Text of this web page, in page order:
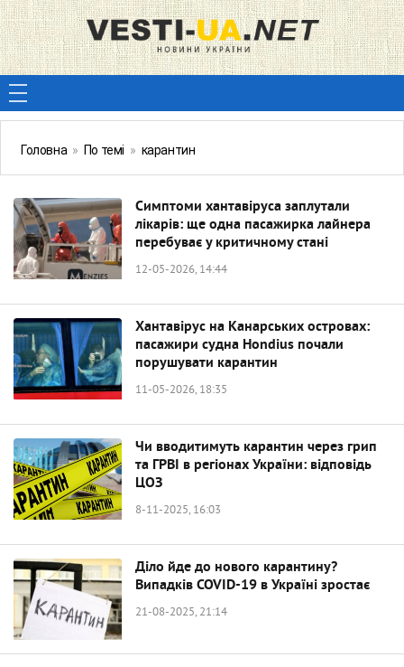
Головна » По темі » карантин
Симптоми хантавіруса заплутали
лікарів: ще одна пасажирка лайнера
перебуває у критичному стані
12-05-2026, 14:44
Хантавірус на Канарських островах:
пасажири судна Hondius почали
порушувати карантин
11-05-2026, 18:35
Чи вводитимуть карантин через грип
та ГРВІ в регіонах України: відповідь
ЦОЗ
8-11-2025, 16:03
Діло йде до нового карантину?
Випадків COVID-19 в Україні зростає
21-08-2025, 21:14